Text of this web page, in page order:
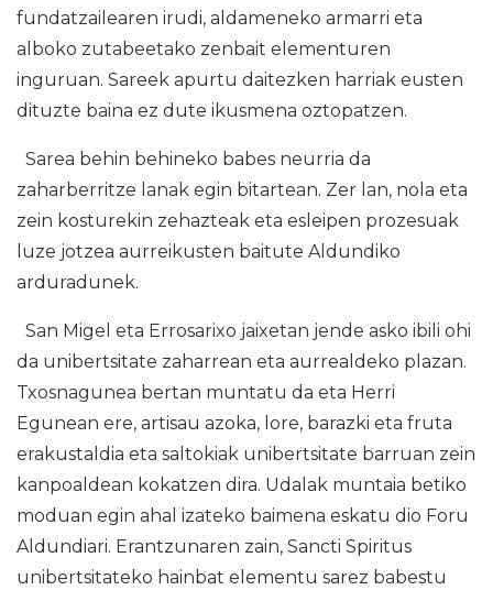
fundatzailearen irudi, aldameneko armarri eta
alboko zutabeetako zenbait elementuren
inguruan. Sareek apurtu daitezken harriak eusten
dituzte baina ez dute ikusmena oztopatzen.
Sarea behin behineko babes neurria da
zaharberritze lanak egin bitartean. Zer lan, nola eta
zein kosturekin zehazteak eta esleipen prozesuak
luze jotzea aurreikusten baitute Aldundiko
arduradunek.
San Migel eta Errosarixo jaixetan jende asko ibili ohi
da unibertsitate zaharrean eta aurrealdeko plazan.
Txosnagunea bertan muntatu da eta Herri
Egunean ere, artisau azoka, lore, barazki eta fruta
erakustaldia eta saltokiak unibertsitate barruan zein
kanpoaldean kokatzen dira. Udalak muntaia betiko
moduan egin ahal izateko baimena eskatu dio Foru
Aldundiari. Erantzunaren zain, Sancti Spiritus
unibertsitateko hainbat elementu sarez babestu